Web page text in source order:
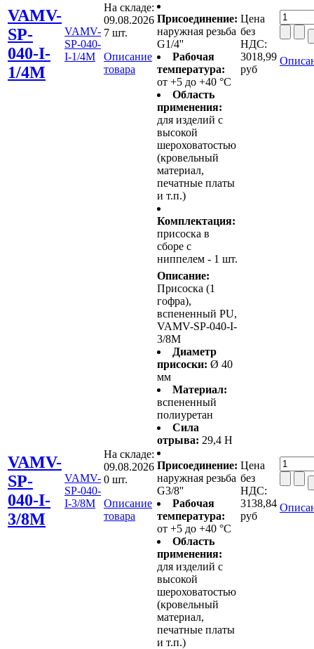
VAMV-
SP-
040-I-
1/4M
VAMV-
SP-040-
I-1/4M
На складе:
09.08.2026
7 шт.
Описание
товара
Присоединение:
наружная резьба
G1/4''
Рабочая
температура:
от +5 до +40 °C
Область
применения:
для изделий с
высокой
шероховатостью
(кровельный
материал,
печатные платы
и т.п.)
Комплектация:
присоска в
сборе с
ниппелем - 1 шт.
Цена
без
НДС:
3018,99
руб
VAMV-
SP-
040-I-
3/8M
VAMV-
SP-040-
I-3/8M
На складе:
09.08.2026
0 шт.
Описание
товара
Описание:
Присоска (1
гофра),
вспененный PU,
VAMV-SP-040-I-
3/8M
Диаметр
присоски: Ø 40
мм
Материал:
вспененный
полиуретан
Сила
отрыва: 29,4 Н
Присоединение:
наружная резьба
G3/8''
Рабочая
температура:
от +5 до +40 °C
Область
применения:
для изделий с
высокой
шероховатостью
(кровельный
материал,
печатные платы
и т.п.)
Цена
без
НДС:
3138,84
руб